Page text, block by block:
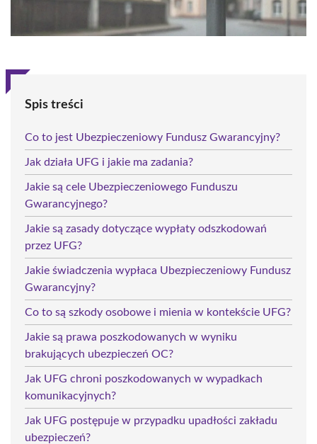
Spis treści
Co to jest Ubezpieczeniowy Fundusz Gwarancyjny?
Jak działa UFG i jakie ma zadania?
Jakie są cele Ubezpieczeniowego Funduszu
Gwarancyjnego?
Jakie są zasady dotyczące wypłaty odszkodowań
przez UFG?
Jakie świadczenia wypłaca Ubezpieczeniowy Fundusz
Gwarancyjny?
Co to są szkody osobowe i mienia w kontekście UFG?
Jakie są prawa poszkodowanych w wyniku
brakujących ubezpieczeń OC?
Jak UFG chroni poszkodowanych w wypadkach
komunikacyjnych?
Jak UFG postępuje w przypadku upadłości zakładu
ubezpieczeń?